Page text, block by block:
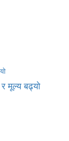
मूल्य बढ्यो